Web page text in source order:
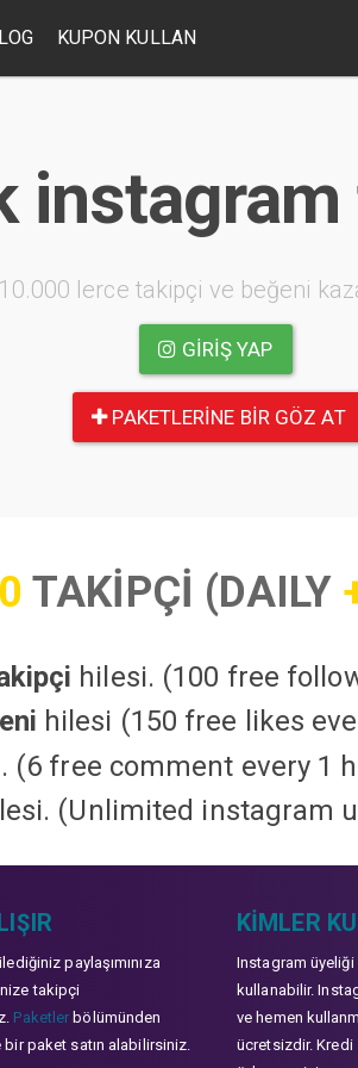
KUPON KULLAN
lerce takipçi ve beğeni
GIRIŞ YAP
PAKETLERINE BIR GÖZ AT
TAKİPÇİ (DAILY
hilesi. (100 free
hilesi (150 free likes
(6 free comment every 1
(Unlimited instagram
paylaşımınıza
takipçi
Paketler bölümünden
paket satın alabilirsiniz.
KIMLER
Instagram
kullanabilir.
ve hemen
ücretsizdir. Kredi